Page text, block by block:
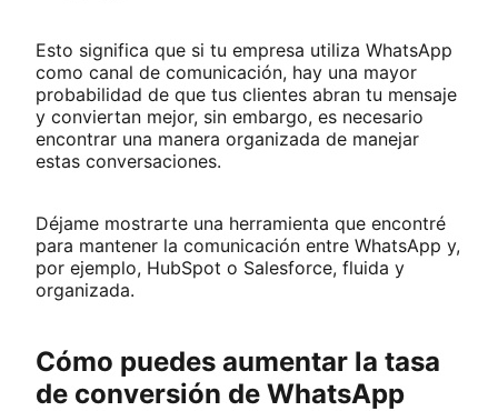
Esto significa que si tu empresa utiliza WhatsApp
como canal de comunicación, hay una mayor
probabilidad de que tus clientes abran tu mensaje
y conviertan mejor, sin embargo, es necesario
encontrar una manera organizada de manejar
estas conversaciones.
Déjame mostrarte una herramienta que encontré
para mantener la comunicación entre WhatsApp y,
por ejemplo, HubSpot o Salesforce, fluida y
organizada.
Cómo puedes aumentar la tasa
de conversión de WhatsApp